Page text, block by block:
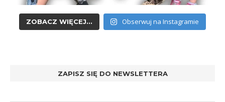
ZOBACZ WIĘCEJ... Obserwuj na Instagramie
ZAPISZ SIĘ DO NEWSLETTERA